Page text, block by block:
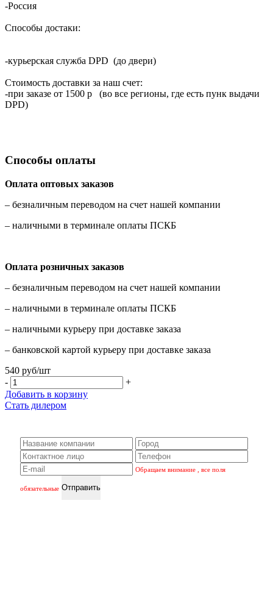
-Россия
Способы достаки:
-курьерская служба DPD (до двери)
Стоимость доставки за наш счет:
-при заказе от 1500 р (во все регионы, где есть пунк выдачи
DPD)
Способы оплаты
Оплата оптовых заказов
– безналичным переводом на счет нашей компании
– наличными в терминале оплаты ПСКБ
Оплата розничных заказов
– безналичным переводом на счет нашей компании
– наличными в терминале оплаты ПСКБ
– наличными курьеру при доставке заказа
– банковской картой курьеру при доставке заказа
540 руб/шт
-
+
Добавить в корзину
Стать дилером
Обращаем внимание , все поля
обязательные